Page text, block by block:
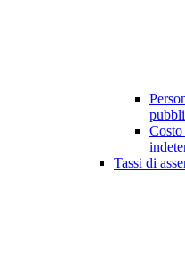
Costo
Tassi di